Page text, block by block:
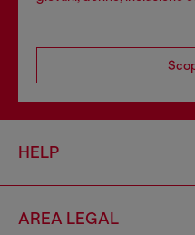
HELP
AREA LEGAL